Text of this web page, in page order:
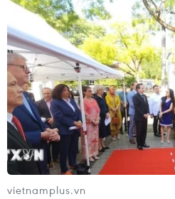
TIN LIÊN QUAN
vietnamplus.vn